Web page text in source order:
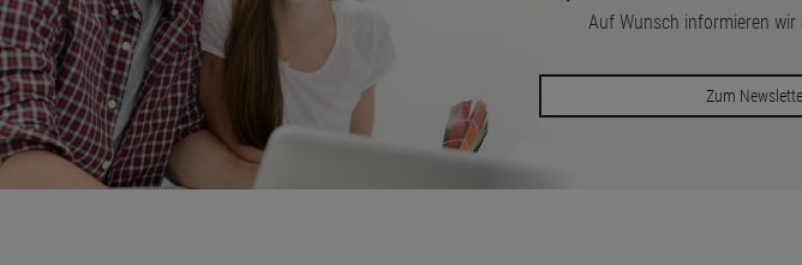
Auf Wunsch informieren wir
Zum